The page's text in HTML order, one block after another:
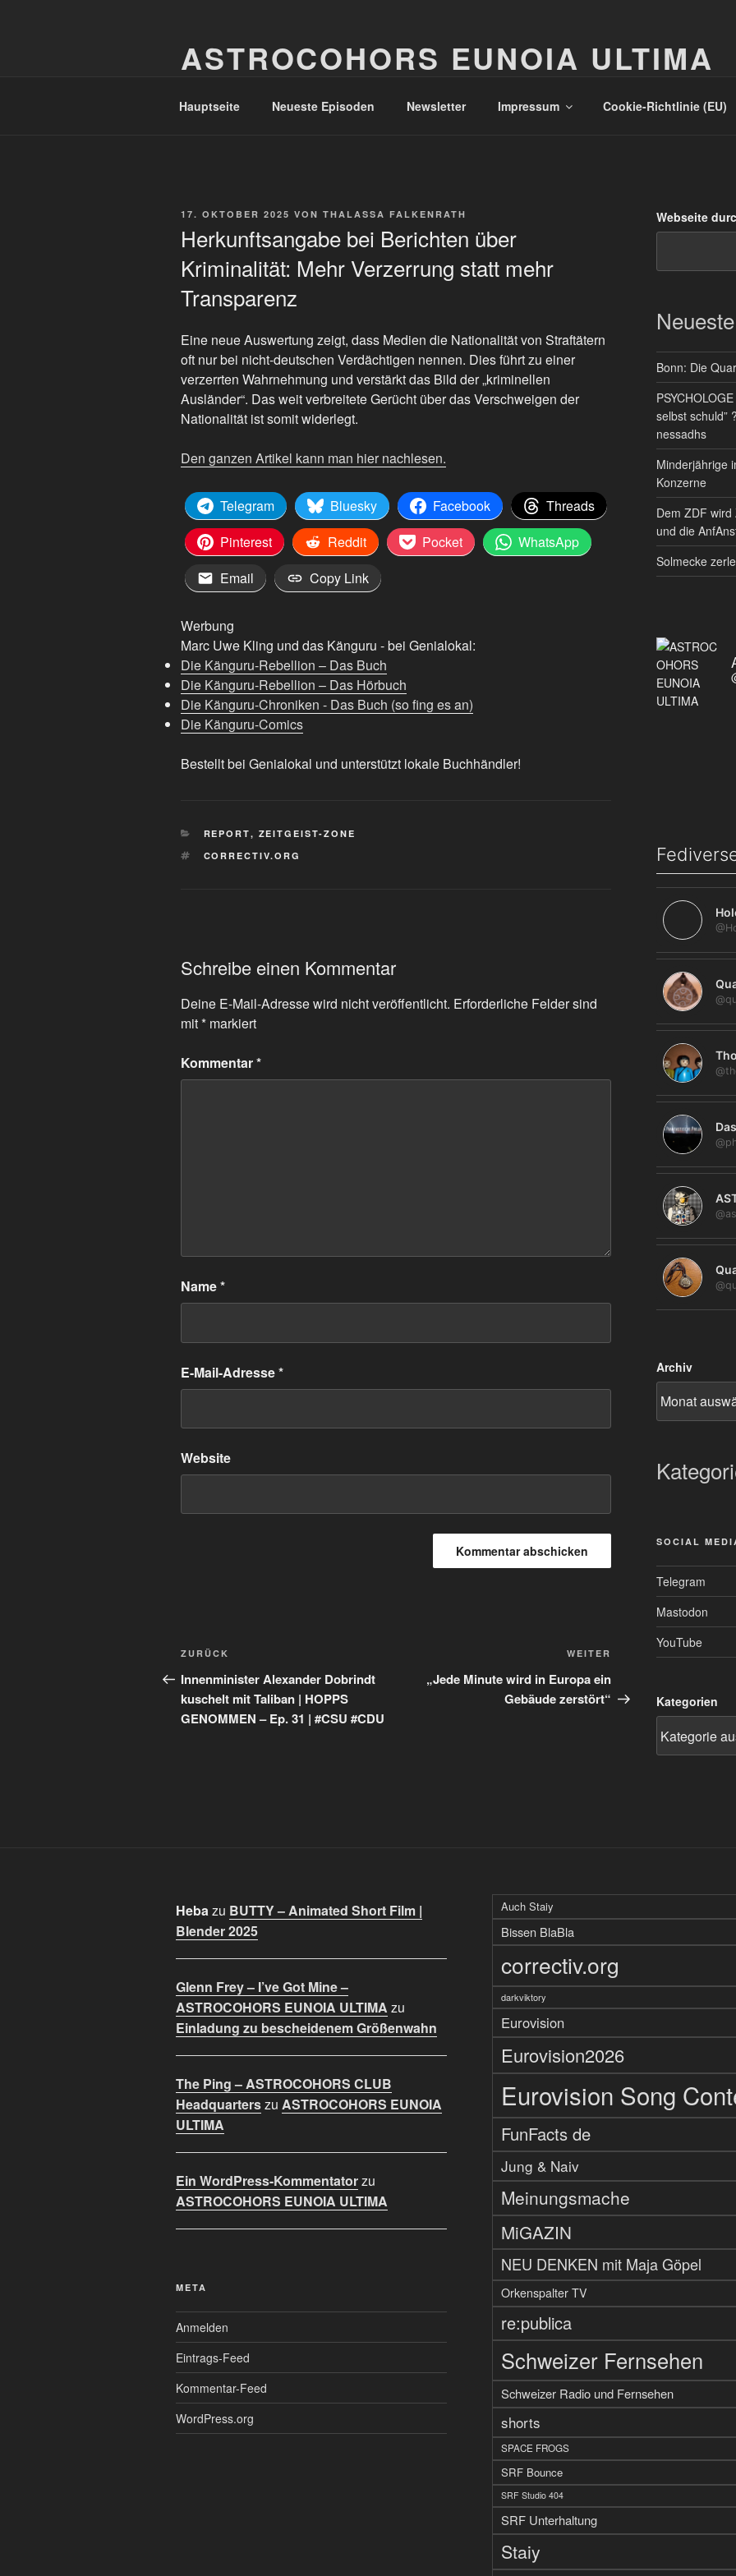
ASTROCOHORS EUNOIA ULTIMA
Hauptseite Neueste Episoden Newsletter Impressum Cookie-Richtlinie (EU)
VERÖFFENTLICHT
17. OKTOBER 2025 VON THALASSA FALKENRATH
Herkunftsangabe bei Berichten über
Kriminalität: Mehr Verzerrung statt mehr
Transparenz
Eine neue Auswertung zeigt, dass Medien die Nationalität von Straftätern
oft nur bei nicht-deutschen Verdächtigen nennen. Dies führt zu einer
verzerrten Wahrnehmung und verstärkt das Bild der „kriminellen
Ausländer“. Das weit verbreitete Gerücht über das Verschweigen der
Nationalität ist somit widerlegt.
Den ganzen Artikel kann man hier nachlesen.
Telegram Bluesky Facebook
Threads
Pinterest
Reddit Pocket
WhatsApp
Email
Copy Link
Werbung
Marc Uwe Kling und das Känguru - bei Genialokal:
Die Känguru-Rebellion – Das Buch
Die Känguru-Rebellion – Das Hörbuch
Die Känguru-Chroniken - Das Buch (so fing es an)
Die Känguru-Comics
Bestellt bei Genialokal und unterstützt lokale Buchhändler!
KATEGORIEN
REPORT, ZEITGEIST-ZONE
SCHLAGWÖRTER
CORRECTIV.ORG
Schreibe einen Kommentar
Deine E-Mail-Adresse wird nicht veröffentlicht. Erforderliche Felder sind
mit* markiert
Kommentar*
Name*
E-Mail-Adresse*
Website
Beitragsnavigation
Vorheriger
Beitrag
ZURÜCK
Innenminister Alexander Dobrindt
kuschelt mit Taliban | HOPPS
GENOMMEN – Ep. 31 | #CSU #CDU
Nächster
Beitrag
WEITER
„Jede Minute wird in Europa ein
Gebäude zerstört“
Webseite
Bonn: Die
selbst schuld”
nessadhs
Minderjährige
Konzerne
Dem ZDF
und die
Solmecke
Archiv
SOCIAL
Telegram
Mastodon
YouTube
Kategorien
Hebazu BUTTY – Animated Short Film |
Blender 2025
Glenn Frey – I’ve Got Mine –
ASTROCOHORS EUNOIA ULTIMA zu
Einladung zu bescheidenem Größenwahn
The Ping – ASTROCOHORS CLUB
Headquarterszu ASTROCOHORS EUNOIA
ULTIMA
Ein WordPress-Kommentatorzu
ASTROCOHORS EUNOIA ULTIMA
META
Anmelden
Eintrags-Feed
Kommentar-Feed
WordPress.org
Auch Staiy
Bissen BlaBla
correctiv.org
darkviktory
Eurovision
Eurovision2026
Eurovision Song
FunFacts de
Jung & Naiv
Meinungsmache
MiGAZIN
NEU DENKEN mit Maja Göpel
Orkenspalter TV
re:publica
Schweizer Fernsehen
Schweizer Radio und Fernsehen
shorts
SPACE FROGS
SRF Bounce
SRF Studio 404
SRF Unterhaltung
Staiy